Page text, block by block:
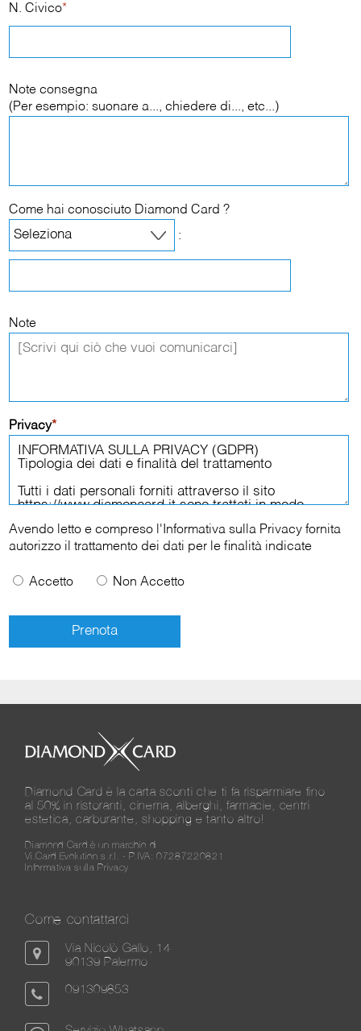
N. Civico*
Note consegna
(Per esempio: suonare a..., chiedere di..., etc...)
Come hai conosciuto Diamond Card ?
:
Note
Privacy*
Avendo letto e compreso l' Informativa sulla Privacy fornita
autorizzo il trattamento dei dati per le finalità indicate
Accetto Non Accetto
Diamond Card è la carta sconti che ti fa risparmiare fino
al 50% in ristoranti, cinema, alberghi, farmacie, centri
estetica, carburante, shopping e tanto altro!
Diamond Card è un marchio di
Vi.Card Evolution s.r.l. - P.IVA: 07287220821
Informativa sulla Privacy
Come contattarci
Via Nicolò Gallo, 14
90139 Palermo
091309853